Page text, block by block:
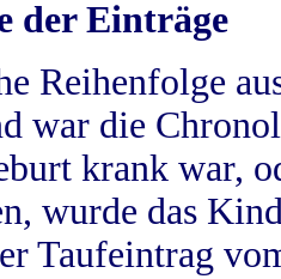
der Einträge
Reihenfolge
war die
krank war,
wurde das
Taufeintrag